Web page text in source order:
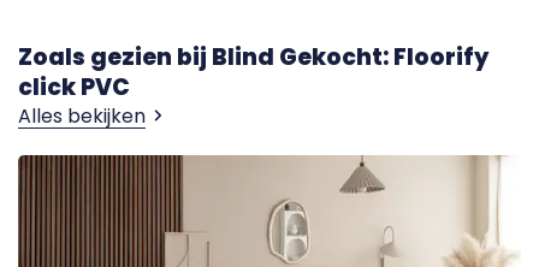
Zoals gezien bij Blind Gekocht: Floorify
click PVC
Alles bekijken